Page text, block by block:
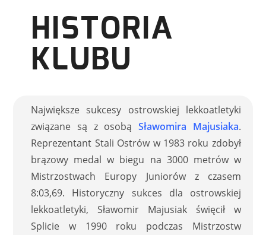
HISTORIA
KLUBU
Największe sukcesy ostrowskiej lekkoatletyki
związane są z osobą Sławomira Majusiaka.
Reprezentant Stali Ostrów w 1983 roku zdobył
brązowy medal w biegu na 3000 metrów w
Mistrzostwach Europy Juniorów z czasem
8:03,69. Historyczny sukces dla ostrowskiej
lekkoatletyki, Sławomir Majusiak święcił w
Splicie w 1990 roku podczas Mistrzostw